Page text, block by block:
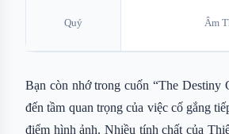
Quý Âm
Bạn còn nhớ trong cuốn “The Destiny
đến tầm quan trọng của việc cố gắng
điểm hình ảnh. Nhiều tính chất của